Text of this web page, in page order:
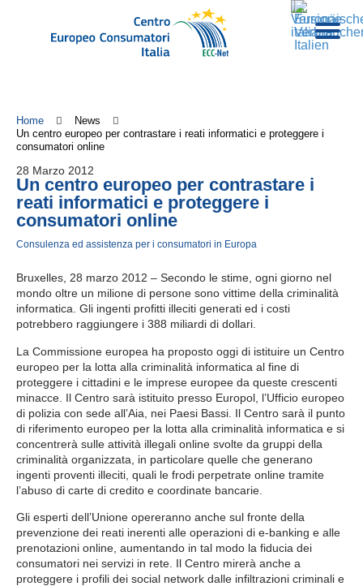
Home
News
Un centro europeo per contrastare i reati informatici e proteggere i
consumatori online
28 Marzo 2012
Un centro europeo per contrastare i
reati informatici e proteggere i
consumatori online
Consulenza ed assistenza per i consumatori in Europa
Bruxelles, 28 marzo 2012 – Secondo le stime, ogni giorno nel
mondo oltre un milione di persone sono vittime della criminalità
informatica. Gli ingenti profitti illeciti generati ed i costi
potrebbero raggiungere i 388 miliardi di dollari.
La Commissione europea ha proposto oggi di istituire un Centro
europeo per la lotta alla criminalità informatica al fine di
proteggere i cittadini e le imprese europee da queste crescenti
minacce. Il Centro sarà istituito presso Europol, l’Ufficio europeo
di polizia con sede all’Aia, nei Paesi Bassi. Il Centro sarà il punto
di riferimento europeo per la lotta alla criminalità informatica e si
concentrerà sulle attività illegali online svolte da gruppi della
criminalità organizzata, in particolare quelle che generano
ingenti proventi illeciti, quali le frodi perpetrate online tramite
l’abuso di carte di credito e coordinate bancarie.
Gli esperti dell’Unione opereranno anche sul fronte della
prevenzione dei reati inerenti alle operazioni di e-banking e alle
prenotazioni online, aumentando in tal modo la fiducia dei
consumatori nei servizi in rete. Il Centro mirerà anche a
proteggere i profili dei social network dalle infiltrazioni criminali e